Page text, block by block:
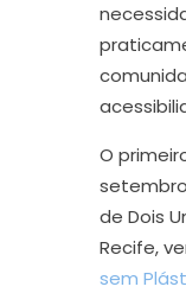
O
de Dois
Recife,
sem